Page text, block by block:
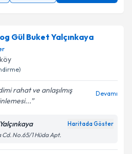
Gül Buket Yalçınkaya
rahat ve anlaşılmış
Devamı
Haritada Göster
No.65/1 Hüda Apt.